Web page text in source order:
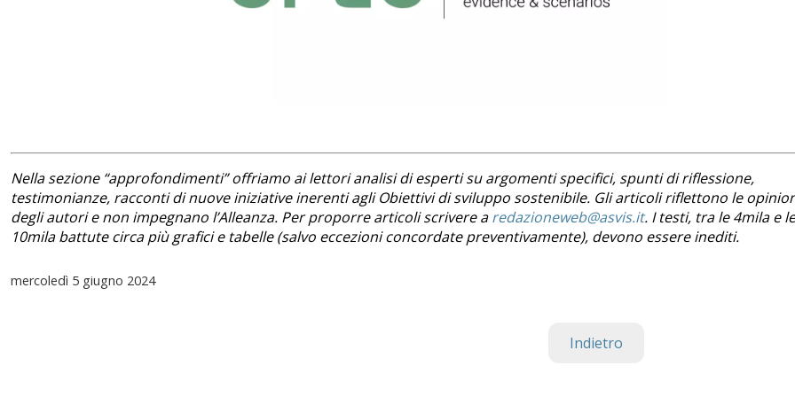
Nella sezione “approfondimenti” offriamo ai lettori analisi di esperti su argomenti specifici, spunti di riflessione,
testimonianze, racconti di nuove iniziative inerenti agli Obiettivi di sviluppo sostenibile. Gli articoli riflettono le
degli autori e non impegnano l’Alleanza. Per proporre articoli scrivere aredazioneweb@asvis.it. I testi, tra le 4mila e le
10mila battute circa più grafici e tabelle (salvo eccezioni concordate preventivamente), devono essere inediti.
mercoledì 5 giugno 2024
Indietro